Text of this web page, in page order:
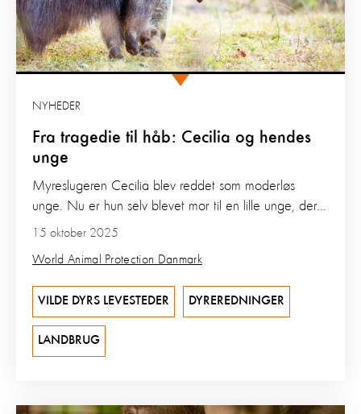
Fra tragedie til håb: Cecilia og hendes
unge
NYHEDER
15 oktober 2025
World Animal Protection Danmark
Myreslugeren Cecilia blev reddet som moderløs
unge. Nu er hun selv blevet mor til en lille unge, der...
VILDE DYRS LEVESTEDER DYREREDNINGER
LANDBRUG